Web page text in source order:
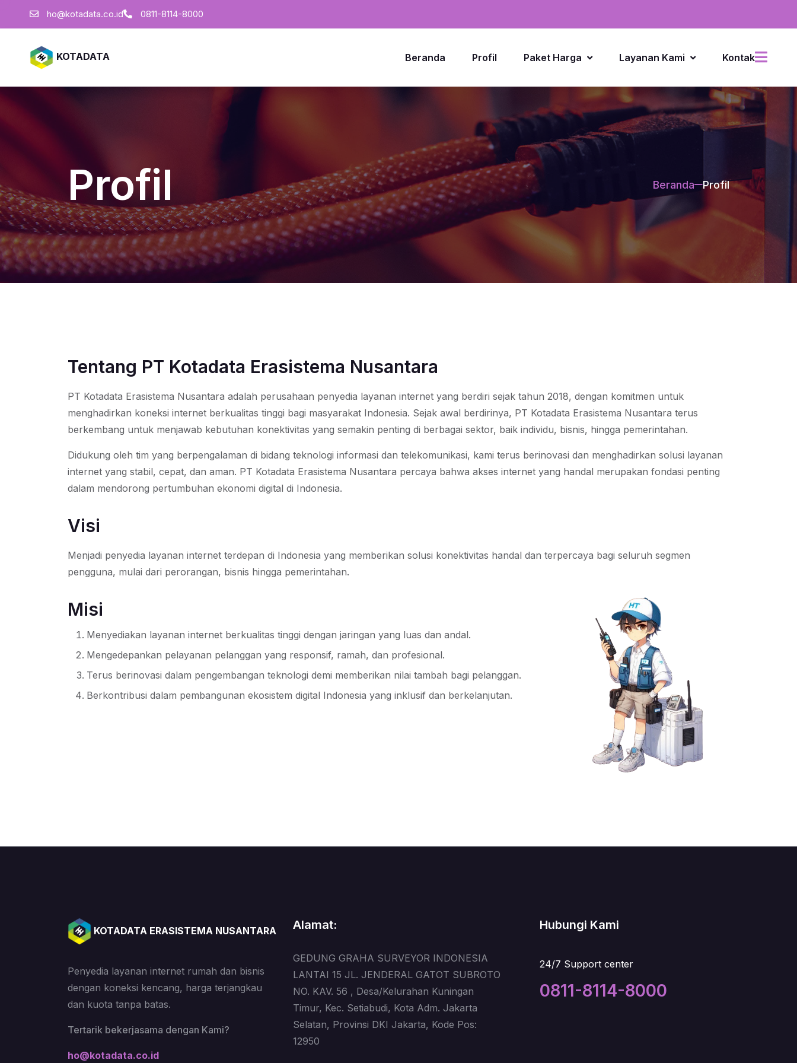
ho@kotadata.co.id 0811-8114-8000
KOTADATA Beranda Profil Paket Harga Layanan Kami Kontak
Profil Beranda Profil
Tentang PT Kotadata Erasistema Nusantara
PT Kotadata Erasistema Nusantara adalah perusahaan penyedia layanan internet yang berdiri sejak tahun 2018, dengan komitmen untuk
menghadirkan koneksi internet berkualitas tinggi bagi masyarakat Indonesia. Sejak awal berdirinya, PT Kotadata Erasistema Nusantara terus
berkembang untuk menjawab kebutuhan konektivitas yang semakin penting di berbagai sektor, baik individu, bisnis, hingga pemerintahan.
Didukung oleh tim yang berpengalaman di bidang teknologi informasi dan telekomunikasi, kami terus berinovasi dan menghadirkan solusi layanan
internet yang stabil, cepat, dan aman. PT Kotadata Erasistema Nusantara percaya bahwa akses internet yang handal merupakan fondasi penting
dalam mendorong pertumbuhan ekonomi digital di Indonesia.
Visi
Menjadi penyedia layanan internet terdepan di Indonesia yang memberikan solusi konektivitas handal dan terpercaya bagi seluruh segmen
pengguna, mulai dari perorangan, bisnis hingga pemerintahan.
Misi
Menyediakan layanan internet berkualitas tinggi dengan jaringan yang luas dan andal.
Mengedepankan pelayanan pelanggan yang responsif, ramah, dan profesional.
Terus berinovasi dalam pengembangan teknologi demi memberikan nilai tambah bagi pelanggan.
Berkontribusi dalam pembangunan ekosistem digital Indonesia yang inklusif dan berkelanjutan.
KOTADATA ERASISTEMA NUSANTARA
Penyedia layanan internet rumah dan bisnis
dengan koneksi kencang, harga terjangkau
dan kuota tanpa batas.
Tertarik bekerjasama dengan Kami?
ho@kotadata.co.id
Alamat:
GEDUNG GRAHA SURVEYOR INDONESIA
LANTAI 15 JL. JENDERAL GATOT SUBROTO
NO. KAV. 56 , Desa/Kelurahan Kuningan
Timur, Kec. Setiabudi, Kota Adm. Jakarta
Selatan, Provinsi DKI Jakarta, Kode Pos:
12950
Hubungi Kami
24/7 Support center
0811-8114-8000